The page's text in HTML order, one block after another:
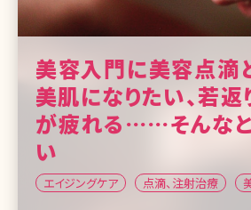
美容入門に美容点滴
美肌になりたい、若返
が疲れる……そんな
い
エイジングケア 点滴、注射治療